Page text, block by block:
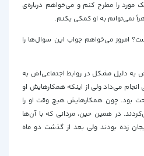
مورد را مطرح کنم و می‌خواهم درباره‌ی
نمی‌توانم به او کمکی بکنم.
امروز می‌خواهم جواب این سوال‌ها را
دلیل مشکل در روابط اجتماعی‌اش به
می‌داد ولی از اینکه همکارهایش او
بود. چون همکارهایش هیچ وقت او را
در همین حین، مردانی که با آن‌ها
زده بودند ولی بعد از گذشت دو ماه